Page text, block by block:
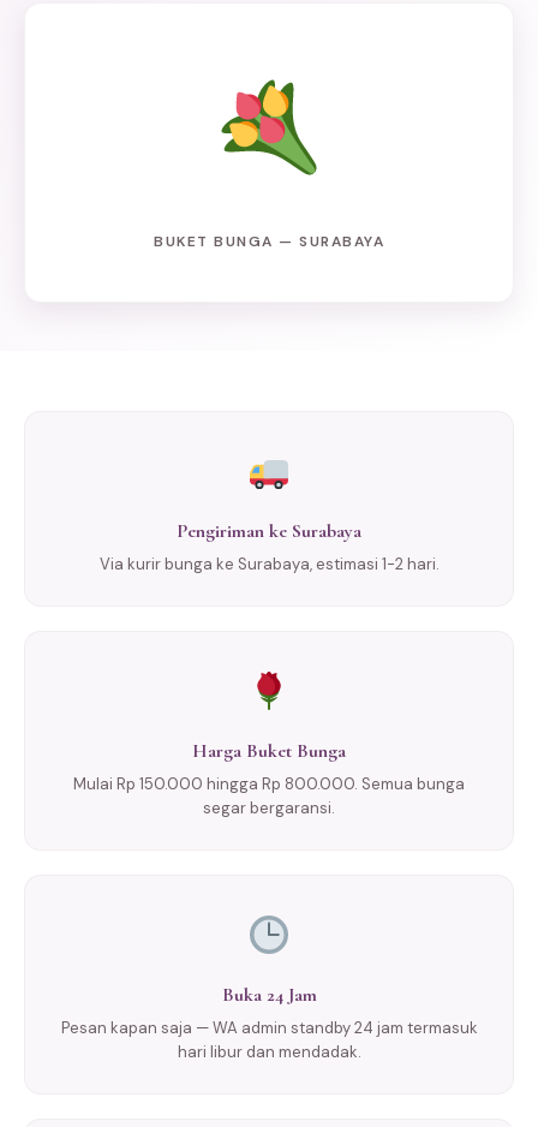
BUKET BUNGA — SURABAYA
Pengiriman ke Surabaya
Via kurir bunga ke Surabaya, estimasi 1-2 hari.
Harga Buket Bunga
Mulai Rp 150.000 hingga Rp 800.000. Semua bunga
segar bergaransi.
Buka 24 Jam
Pesan kapan saja — WA admin standby 24 jam termasuk
hari libur dan mendadak.